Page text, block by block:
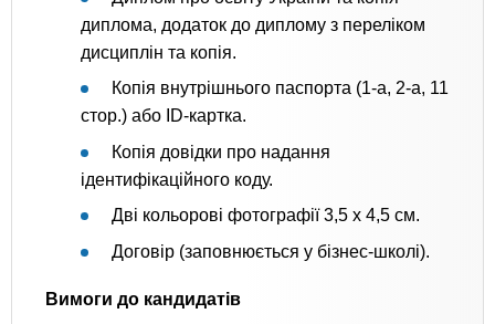
диплома, додаток до диплому з переліком
дисциплін та копія.
Копія внутрішнього паспорта (1-а, 2-а, 11
стор.) або ID-картка.
Копія довідки про надання
ідентифікаційного коду.
Дві кольорові фотографії 3,5 х 4,5 см.
Договір (заповнюється у бізнес-школі).
Вимоги до кандидатів